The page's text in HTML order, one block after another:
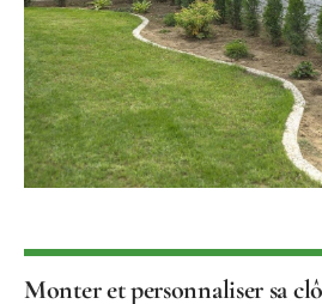
Monter et personnaliser sa